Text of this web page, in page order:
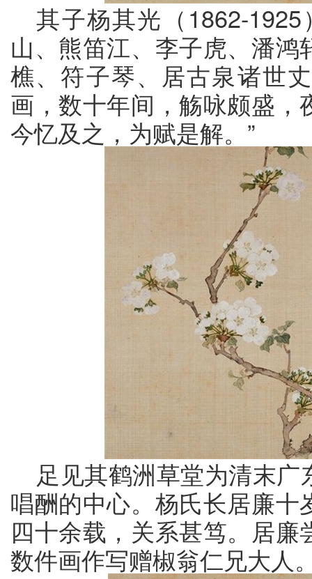
其子杨其光（1862-
山、熊笛江、李子虎、潘
樵、符子琴、居古泉诸世
画，数十年间，觞咏颇盛
今忆及之，为赋是解。”
足见其鹤洲草堂为清末
唱酬的中心。杨氏长居廉
四十余载，关系甚笃。居
数件画作写赠椒翁仁兄大人